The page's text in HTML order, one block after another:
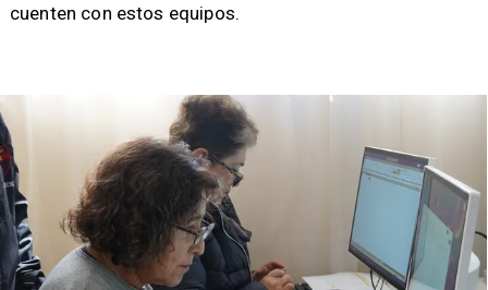
cuenten con estos equipos.